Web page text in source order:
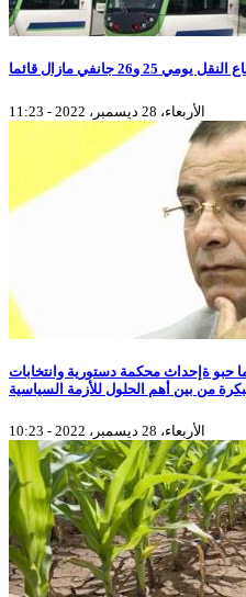
جانفي مازال قائما
الأربعاء، 28 ديسمبر، 2022 - 11:23
حبو ةإحداث محكمة دستورية وانتخابات
الأربعاء، 28 ديسمبر، 2022 - 10:23